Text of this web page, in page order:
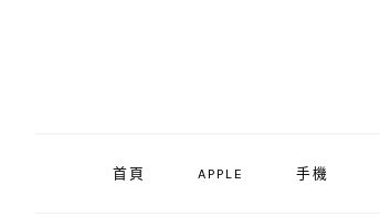
首頁 APPLE 手機